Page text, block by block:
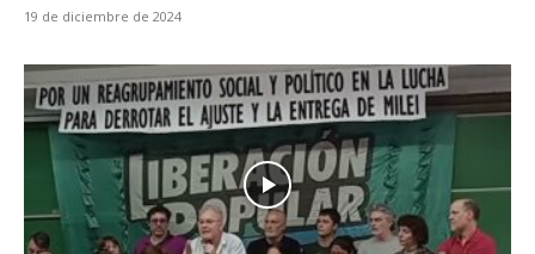
19 de diciembre de 2024